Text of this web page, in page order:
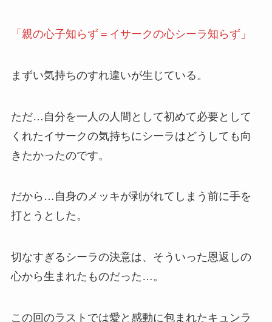
「親の心子知らず＝イサークの心シーラ知らず」
まずい気持ちのすれ違いが生じている。
ただ…自分を一人の人間として初めて必要として
くれたイサークの気持ちにシーラはどうしても向
きたかったのです。
だから…自身のメッキが剥がれてしまう前に手を
打とうとした。
切なすぎる シーラの決意は、そういった恩返しの
心から生まれたものだった…。
この回のラストでは愛と感動に包まれたキュンラ